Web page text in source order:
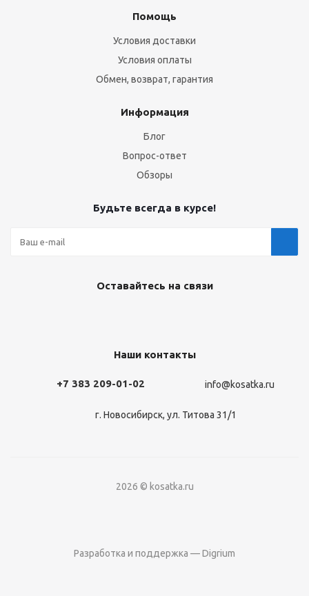
Помощь
Условия доставки
Условия оплаты
Обмен, возврат, гарантия
Информация
Блог
Вопрос-ответ
Обзоры
Будьте всегда в курсе!
Оставайтесь на связи
Наши контакты
+7 383 209-01-02 info@kosatka.ru
г. Новосибирск, ул. Титова 31/1
2026 © kosatka.ru
Разработка и поддержка — Digrium